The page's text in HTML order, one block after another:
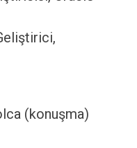
(konuşma)